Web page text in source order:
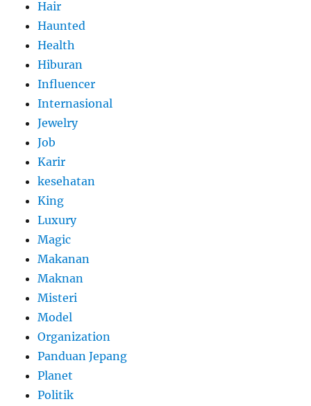
Hair
Haunted
Health
Hiburan
Influencer
Internasional
Jewelry
Job
Karir
kesehatan
King
Luxury
Magic
Makanan
Maknan
Misteri
Model
Organization
Panduan Jepang
Planet
Politik